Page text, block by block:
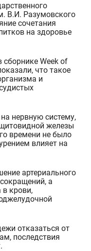
В.И. Разумовского
сочетания
на здоровье
сборнике Week of
что такое
и
нервную систему,
железы
времени не было
влияет на
е артериального
а
в крови,
отказаться от
последствия